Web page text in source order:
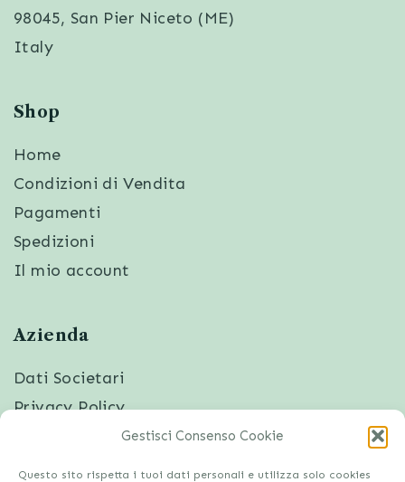
Gestisci Consenso Cookie
Questo sito rispetta i tuoi dati personali e utilizza solo cookies
98045, San Pier Niceto (ME)
Italy
Shop
Home
Condizioni di Vendita
Pagamenti
Spedizioni
Il mio account
Azienda
Dati Societari
Privacy Policy